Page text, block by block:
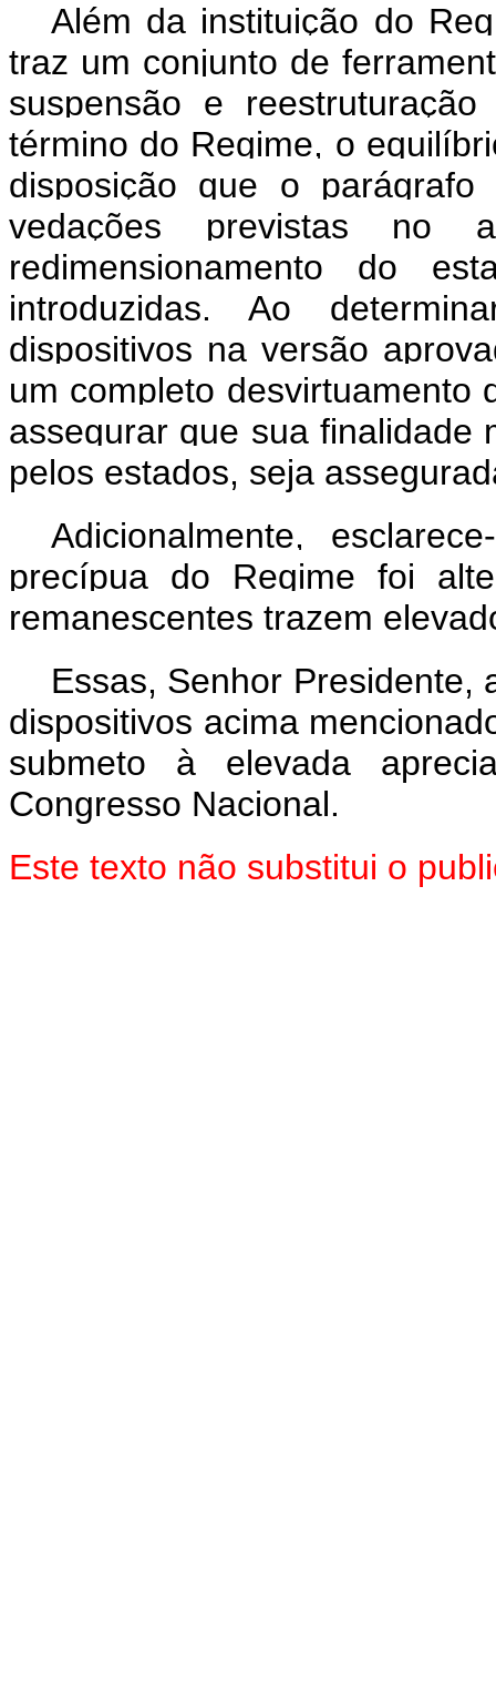
Além da instituição do
traz um conjunto de
suspensão e
término do Regime, o
disposição que o
vedações previstas
redimensionamento do
introduzidas. Ao
dispositivos na versão
um completo desvirtuamento
assegurar que sua finalidade
pelos estados, seja
Adicionalmente,
precípua do Regime foi
remanescentes trazem
Essas, Senhor Presidente,
dispositivos acima
submeto à elevada
Congresso Nacional.
Este texto não substitui o